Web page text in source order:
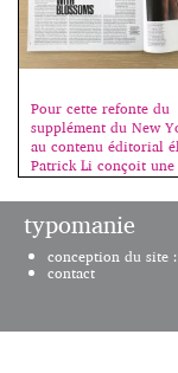
Pour cette refonte du
supplément du New
au contenu éditorial
Patrick Li conçoit une
forte, moderne et
collaboration avec la
rédactrice en chef du
Hanya Yanagihara. La
texte induit des
construites, qui
typomanie
conception du site
contact